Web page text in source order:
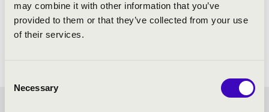
may combine it with other information that you’ve
provided to them or that they’ve collected from your use
of their services.
Selection
Necessary